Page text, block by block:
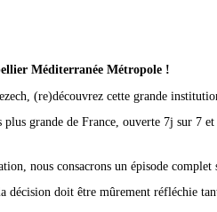
Méditerranée Métropole !
(re)découvrez cette grande
plus grande de France, ouverte 7j sur 7
nous consacrons un épisode complet
décision doit être mûrement réfléchie